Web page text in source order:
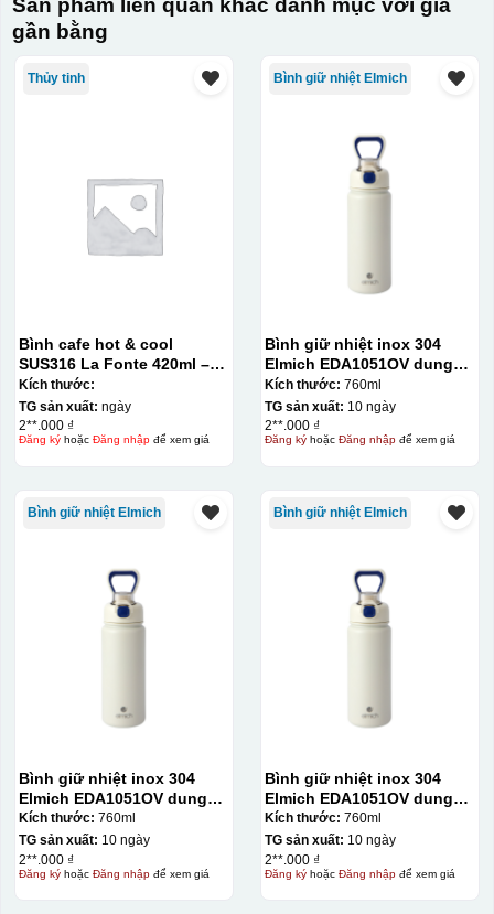
bằng một thanh gạt (squeegee) để in lên bề mặt sản
tặng khác. Kỹ thuật này cho phép in được nhiều màu sắc
phù hợp cho sản xuất số lượng lớn, tuy nhiên đòi hỏi
quy trình chuẩn bị kỹ lưỡng và chi phí setup ban đầu
tương đối cao.
gần bằng
Thủy tinh
Bình cafe hot & cool
SUS316 La Fonte 420ml –
012775
Kích thước:
TG sản xuất: ngày
2**.000 ₫
Đăng kýhoặc Đăng nhậpđể xem giá
Bình giữ nhiệt Elmich
Bình giữ nhiệt inox 304
Elmich EDA1051OV dung
tích 760ml
Kích thước: 760ml
TG sản xuất: 10 ngày
2**.000 ₫
Đăng kýhoặc Đăng nhậpđể xem giá
Bình giữ nhiệt Elmich
Bình giữ nhiệt inox 304
Elmich EDA1051OV dung
tích 760ml
Kích thước: 760ml
TG sản xuất: 10 ngày
2**.000 ₫
Đăng kýhoặc Đăng nhậpđể xem giá
Bình giữ nhiệt Elmich
Bình giữ nhiệt inox 304
Elmich EDA1051OV dung
tích 760ml
Kích thước: 760ml
TG sản xuất: 10 ngày
2**.000 ₫
Đăng kýhoặc Đăng nhậpđể xem giá